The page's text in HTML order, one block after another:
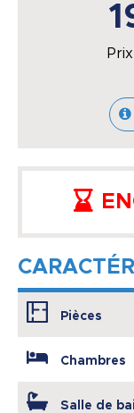
Pièces
Chambres
Salle de